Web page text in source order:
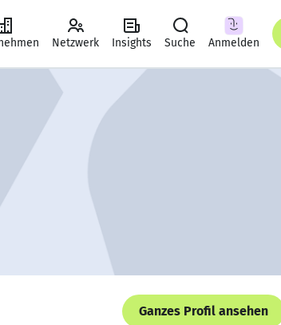
Netzwerk Insights Suche Anmelden
Ganzes Profil ansehen